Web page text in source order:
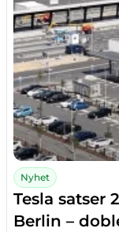
Nyhet
Tesla satser
Berlin –